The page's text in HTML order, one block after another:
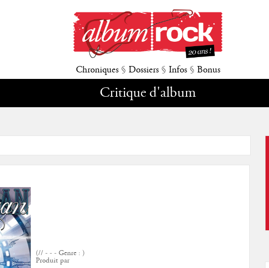
Chroniques § Dossiers § Infos § Bonus
Critique d'album
(// - - - Genre : )
Produit par